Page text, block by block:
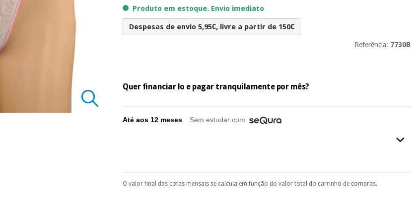
Produto em estoque. Envio imediato
Despesas de envio 5,95€, livre a partir de 150€
Referência: 7730B
Quer financiar lo e pagar tranquilamente por mês?
Até aos 12 meses Sem estudar com
Pode escolhê-lo no final do processo de compra, ao escolher o método de pagamento.
O valor final das cotas mensais se calcula em função do valor total do carrinho de compras.